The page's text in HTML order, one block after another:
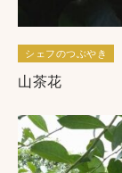
シェフのつぶやき
山茶花